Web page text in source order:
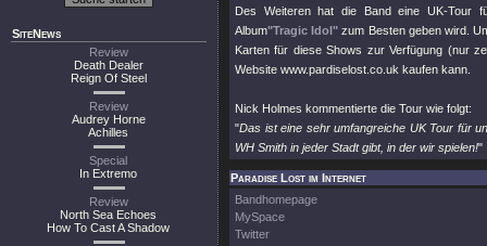
SiteNews
Review
Death Dealer
Reign Of Steel
Review
Audrey Horne
Achilles
Special
In Extremo
Review
North Sea Echoes
How To Cast A Shadow
Des Weiteren hat die Band eine UK-Tour
Album"Tragic Idol" zum Besten geben wird.
Karten für diese Shows zur Verfügung (nur
Website www.pardiselost.co.uk kaufen kann.
Nick Holmes kommentierte die Tour wie folgt:
"Das ist eine sehr umfangreiche UK Tour für
WH Smith in jeder Stadt gibt, in der wir spielen!"
Paradise Lost im Internet
Bandhomepage
MySpace
Twitter